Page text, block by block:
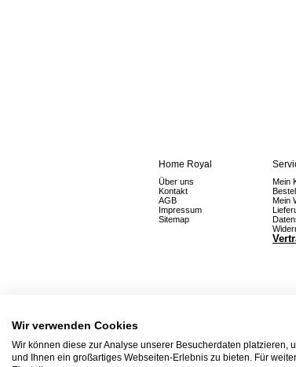
Home Royal
Über uns
Kontakt
AGB
Impressum
Sitemap
Mein
Mein
Wir verwenden Cookies
Wir können diese zur Analyse unserer Besucherdaten
und Ihnen ein großartiges Webseiten-Erlebnis zu bieten. Für